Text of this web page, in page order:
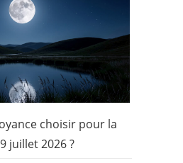
choisir pour la
juillet 2026 ?